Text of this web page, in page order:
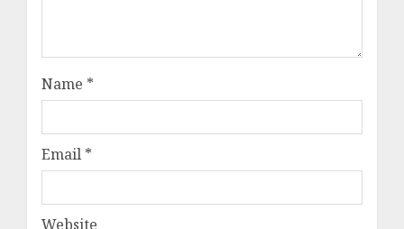
Name *
Email *
Website